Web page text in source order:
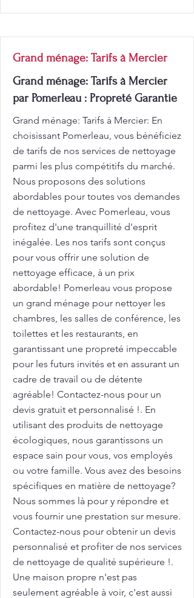
Grand ménage: Tarifs à Mercier
Grand ménage: Tarifs à Mercier
par Pomerleau : Propreté Garantie
Grand ménage: Tarifs à Mercier: En
choisissant Pomerleau, vous bénéficiez
de tarifs de nos services de nettoyage
parmi les plus compétitifs du marché.
Nous proposons des solutions
abordables pour toutes vos demandes
de nettoyage. Avec Pomerleau, vous
profitez d'une tranquillité d'esprit
inégalée. Les nos tarifs sont conçus
pour vous offrir une solution de
nettoyage efficace, à un prix
abordable! Pomerleau vous propose
un grand ménage pour nettoyer les
chambres, les salles de conférence, les
toilettes et les restaurants, en
garantissant une propreté impeccable
pour les futurs invités et en assurant un
cadre de travail ou de détente
agréable! Contactez-nous pour un
devis gratuit et personnalisé !. En
utilisant des produits de nettoyage
écologiques, nous garantissons un
espace sain pour vous, vos employés
ou votre famille. Vous avez des besoins
spécifiques en matière de nettoyage?
Nous sommes là pour y répondre et
vous fournir une prestation sur mesure.
Contactez-nous pour obtenir un devis
personnalisé et profiter de nos services
de nettoyage de qualité supérieure !.
Une maison propre n'est pas
seulement agréable à voir, c'est aussi